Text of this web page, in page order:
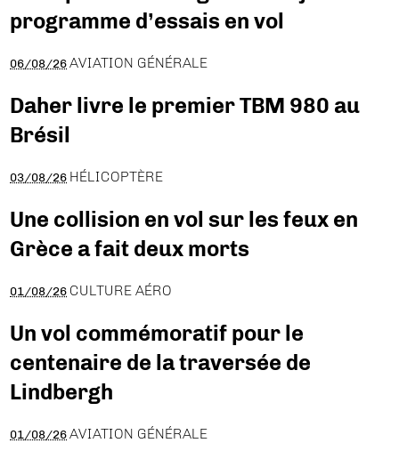
programme d’essais en vol
06/08/26 AVIATION GÉNÉRALE
Daher livre le premier TBM 980 au
Brésil
03/08/26 HÉLICOPTÈRE
Une collision en vol sur les feux en
Grèce a fait deux morts
01/08/26 CULTURE AÉRO
Un vol commémoratif pour le
centenaire de la traversée de
Lindbergh
01/08/26 AVIATION GÉNÉRALE